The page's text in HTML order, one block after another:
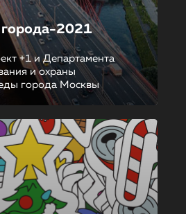
города-2021
+1 и Департамента
и охраны
города Москвы